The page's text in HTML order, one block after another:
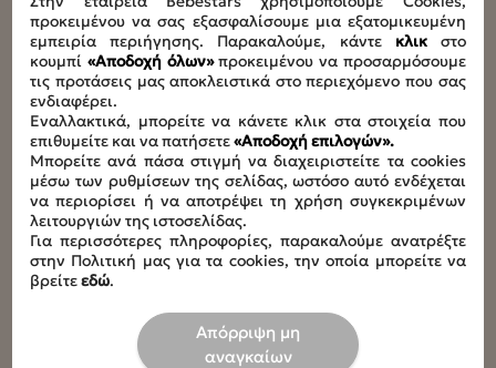
Οδηγίες καθαριότητας - συντήρησης
Καθαρίστε με νωπό πανί και στεγνώστε καλά ,Μην
χρησιμοποιείτε καθαριστικά με χλωρίνη ,οινόπνευμα η
αμμωνία
Οδηγίες Χρήσης
προκειμένου να σας εξασφαλίσουμε μια εξατομικευμένη
εμπειρία περιήγησης. Παρακαλούμε, κάντε κλικ στο
κουμπί «Αποδοχή όλων»προκειμένου να προσαρμόσουμε
τις προτάσεις μας αποκλειστικά στο περιεχόμενο που σας
ενδιαφέρει.
Εναλλακτικά, μπορείτε να κάνετε κλικ στα στοιχεία που
επιθυμείτε και να πατήσετε«Αποδοχή επιλογών».
Μπορείτε ανά πάσα στιγμή να διαχειριστείτε τα cookies
μέσω των ρυθμίσεων της σελίδας, ωστόσο αυτό ενδέχεται
να περιορίσει ή να αποτρέψει τη χρήση συγκεκριμένων
λειτουργιών της ιστοσελίδας.
Για περισσότερες πληροφορίες, παρακαλούμε ανατρέξτε
στην Πολιτική μας για τα cookies, την οποία μπορείτε να
βρείτεεδώ.
Απόρριψη μη
αναγκαίων